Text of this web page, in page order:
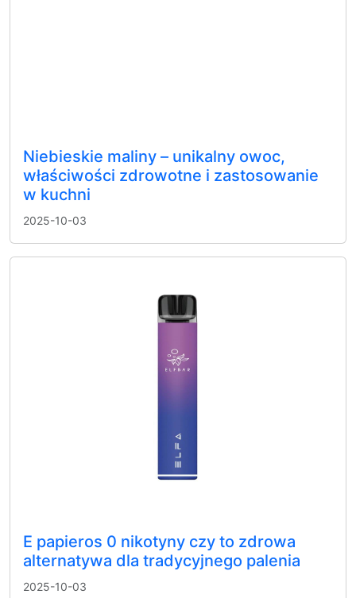
Niebieskie maliny – unikalny owoc,
właściwości zdrowotne i zastosowanie
w kuchni
2025-10-03
E papieros 0 nikotyny czy to zdrowa
alternatywa dla tradycyjnego palenia
2025-10-03